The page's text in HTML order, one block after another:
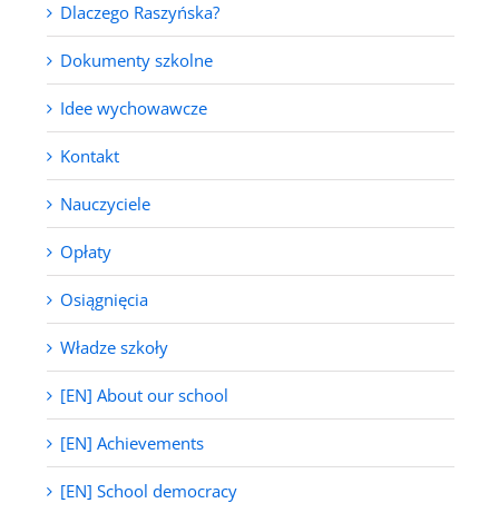
Dlaczego Raszyńska?
Dokumenty szkolne
Idee wychowawcze
Kontakt
Nauczyciele
Opłaty
Osiągnięcia
Władze szkoły
[EN] About our school
[EN] Achievements
[EN] School democracy